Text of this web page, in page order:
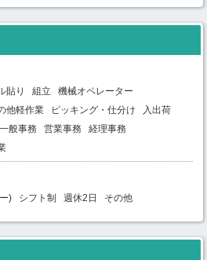
貼り 組立
機械オペレーター
他軽作業 ピッキング・仕分け
入出荷
一般事務 営業事務
経理事務
) シフト制 週休2日 その他